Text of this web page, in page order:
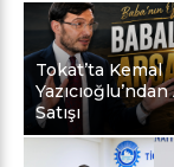
Tokat’ta Kemal
Satışı